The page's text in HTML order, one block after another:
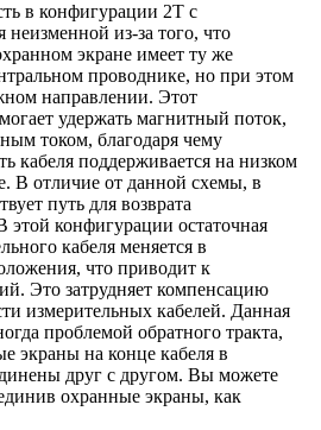
в конфигурации 2T с
неизменной из-за того, что
экране имеет ту же
проводнике, но при этом
направлении. Этот
удержать магнитный поток,
током, благодаря чему
кабеля поддерживается на низком
В отличие от данной схемы, в
путь для возврата
этой конфигурации остаточная
кабеля меняется в
что приводит к
Это затрудняет компенсацию
измерительных кабелей. Данная
проблемой обратного тракта,
экраны на конце кабеля в
друг с другом. Вы можете
охранные экраны, как